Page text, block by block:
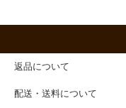
返品について
配送・送料について